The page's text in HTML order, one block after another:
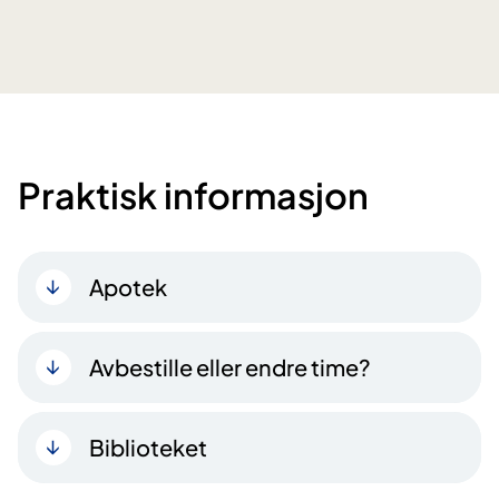
Praktisk informasjon
Apotek
Avbestille eller endre time?
Biblioteket